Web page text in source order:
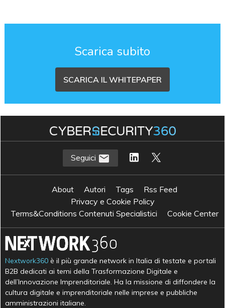
Scarica subito
SCARICA IL WHITEPAPER
Seguici
About Autori Tags
Rss Feed
Privacy e Cookie Policy
Terms&Conditions Contenuti Specialistici
Cookie Center
Nextwork360 è il più grande network in Italia di testate e portali
B2B dedicati ai temi della Trasformazione Digitale e
dell’Innovazione Imprenditoriale. Ha la missione di diffondere la
cultura digitale e imprenditoriale nelle imprese e pubbliche
amministrazioni italiane.